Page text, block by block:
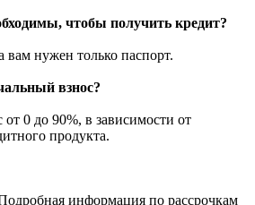
чтобы получить кредит?
вам нужен только паспорт.
взнос?
0 до 90%, в зависимости от
продукта.
информация по рассрочкам